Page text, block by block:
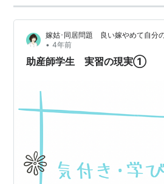
嫁姑･同居問題 良い嫁やめて自分
• 4年前
助産師学生 実習の現実①